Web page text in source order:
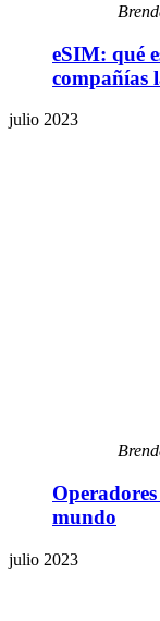
eSIM: qué
compañías
julio 2023
mundo
julio 2023